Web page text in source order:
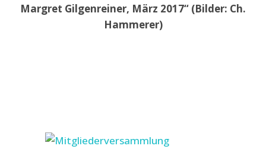
Margret Gilgenreiner, März 2017“ (Bilder: Ch.
Hammerer)